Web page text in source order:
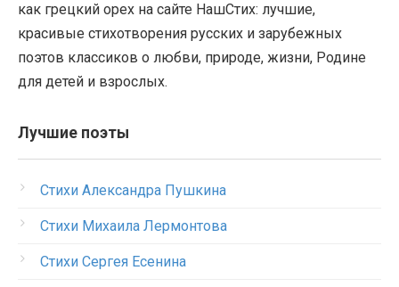
как грецкий орех на сайте НашСтих: лучшие,
красивые стихотворения русских и зарубежных
поэтов классиков о любви, природе, жизни, Родине
для детей и взрослых.
Лучшие поэты
Стихи Александра Пушкина
Стихи Михаила Лермонтова
Стихи Сергея Есенина